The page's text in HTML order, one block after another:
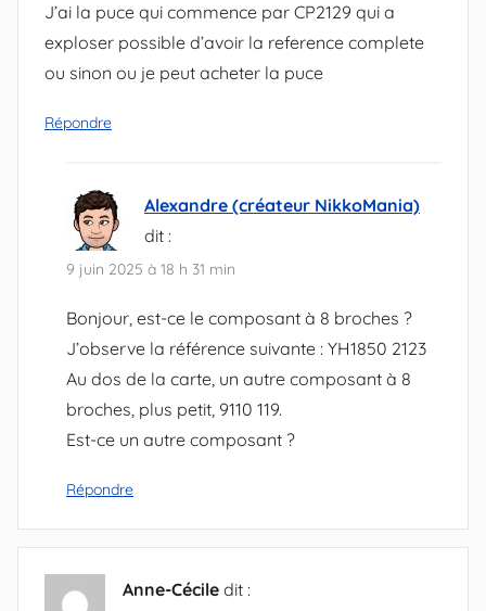
J’ai la puce qui commence par CP2129 qui a
exploser possible d’avoir la reference complete
ou sinon ou je peut acheter la puce
Répondre
Alexandre (créateur NikkoMania)
dit :
9 juin 2025 à 18 h 31 min
Bonjour, est-ce le composant à 8 broches ?
J’observe la référence suivante : YH1850 2123
Au dos de la carte, un autre composant à 8
broches, plus petit, 9110 119.
Est-ce un autre composant ?
Répondre
Anne-Cécile dit :